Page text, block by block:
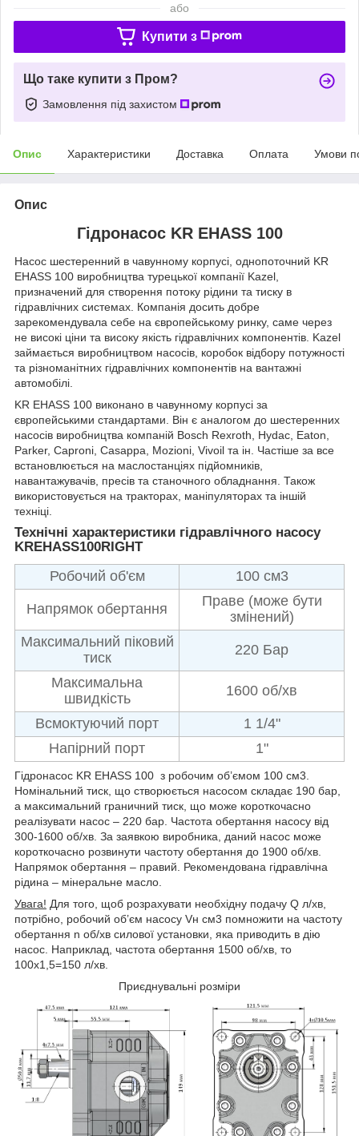
або
Купити з
Що таке купити з Пром?
Замовлення під захистом
Опис Характеристики Доставка Оплата Умови
Опис
Гідронасос KR EHASS 100
Насос шестеренний в чавунному корпусі, однопоточний KR
EHASS 100 виробництва турецької компанії Kazel,
призначений для створення потоку рідини та тиску в
гідравлічних системах. Компанія досить добре
зарекомендувала себе на європейському ринку, саме через
не високі ціни та високу якість гідравлічних компонентів. Kazel
займається виробництвом насосів, коробок відбору потужності
та різноманітних гідравлічних компонентів на вантажні
автомобілі.
KR EHASS 100 виконано в чавунному корпусі за
європейськими стандартами. Він є аналогом до шестеренних
насосів виробництва компаній Bosch Rexroth, Hydac, Eaton,
Parker, Caproni, Casappa, Mozioni, Vivoil та ін. Частіше за все
встановлюється на маслостанціях підйомників,
навантажувачів, пресів та станочного обладнання. Також
використовується на тракторах, маніпуляторах та іншій
техніці.
Технічні характеристики гідравлічного насосу
KREHASS100RIGHT
Робочий об'єм 100 см3
Напрямок обертання
Праве (може бути
змінений)
Максимальний піковий
тиск
220 Бар
Максимальна
швидкість
1600 об/хв
Всмоктуючий порт
1 1/4"
Напірний порт
1"
Гідронасос KR EHASS 100 з робочим об’ємом 100 см3.
Номінальний тиск, що створюється насосом складає 190 бар,
а максимальний граничний тиск, що може короткочасно
реалізувати насос – 220 бар. Частота обертання насосу від
300-1600 об/хв. За заявкою виробника, даний насос може
короткочасно розвинути частоту обертання до 1900 об/хв.
Напрямок обертання – правий. Рекомендована гідравлічна
рідина – мінеральне масло.
Увага! Для того, щоб розрахувати необхідну подачу Q л/хв,
потрібно, робочий об’єм насосу Vн см3 помножити на частоту
обертання n об/хв силової установки, яка приводить в дію
насос. Наприклад, частота обертання 1500 об/хв, то
100х1,5=150 л/хв.
Приєднувальні розміри